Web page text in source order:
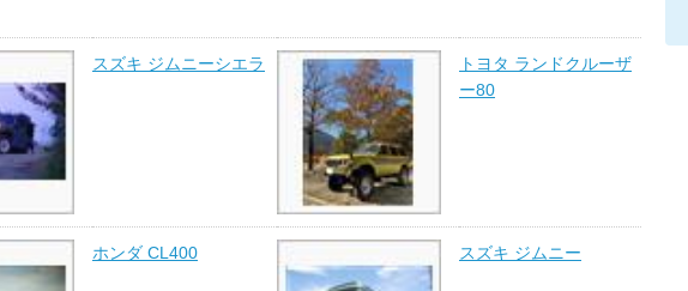
スズキ ジムニーシエラ
トヨタ ランドクルーザ
ー80
ホンダ CL400 スズキ ジムニー